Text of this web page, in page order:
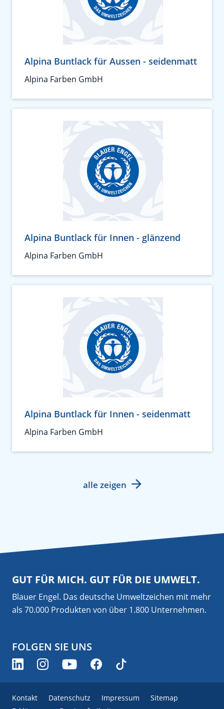
Alpina Buntlack für Aussen - seidenmatt
Alpina Farben GmbH
Alpina Buntlack für Innen - glänzend
Alpina Farben GmbH
Alpina Buntlack für Innen - seidenmatt
Alpina Farben GmbH
alle zeigen
GUT FÜR MICH. GUT FÜR DIE UMWELT.
Blauer Engel. Das deutsche Umweltzeichen mit mehr
als 70.000 Produkten von über 1.800 Unternehmen.
FOLGEN SIE UNS
Kontakt Datenschutz Impressum
Sitemap